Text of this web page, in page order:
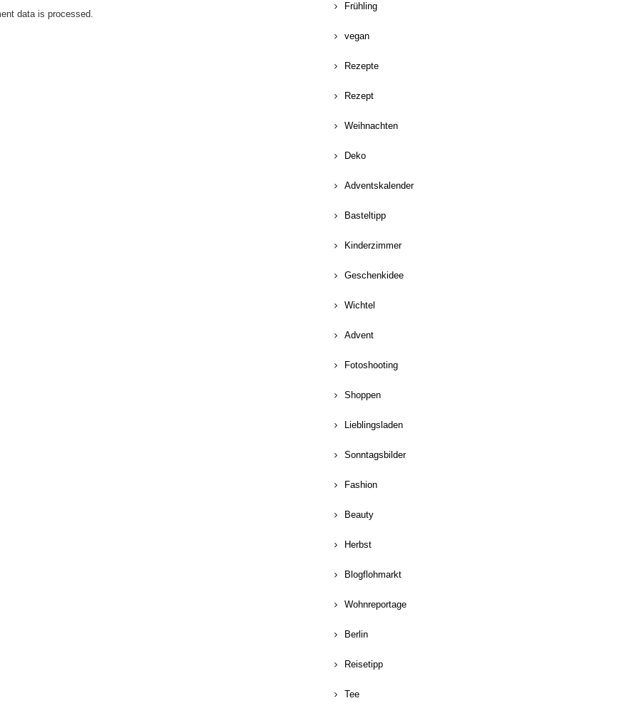
data is processed.
Frühling
vegan
Rezepte
Rezept
Weihnachten
Deko
Adventskalender
Basteltipp
Kinderzimmer
Geschenkidee
Wichtel
Advent
Fotoshooting
Shoppen
Lieblingsladen
Sonntagsbilder
Fashion
Beauty
Herbst
Blogflohmarkt
Wohnreportage
Berlin
Reisetipp
Tee